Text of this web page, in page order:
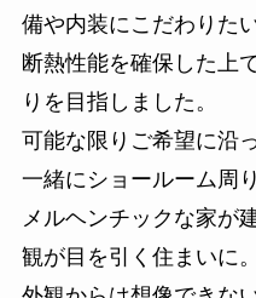
備や内装にこだわりた
断熱性能を確保した上
りを目指しました。
可能な限りご希望に沿
一緒にショールーム周
メルヘンチックな家が
観が目を引く住まいに。